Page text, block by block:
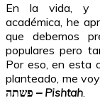
En la vida, y
académica, he
que debemos
populares pero
Por eso, en esta
planteado, me
פשתה – Pishtah.